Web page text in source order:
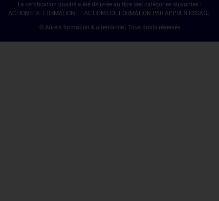
La certification qualité a été délivrée au titre des catégories suivantes :
ACTIONS DE FORMATION | ACTIONS DE FORMATION PAR APPRENTISSAGE
© Aureis formation & alternance | Tous droits réservés